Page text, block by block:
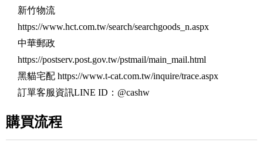
新竹物流
https://www.hct.com.tw/search/searchgoods_n.aspx
中華郵政
https://postserv.post.gov.tw/pstmail/main_mail.html
黑貓宅配 https://www.t-cat.com.tw/inquire/trace.aspx
訂單客服資訊LINE ID：@cashw
購買流程